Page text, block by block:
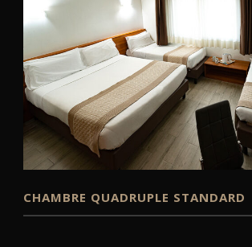
CHAMBRE QUADRUPLE STANDARD